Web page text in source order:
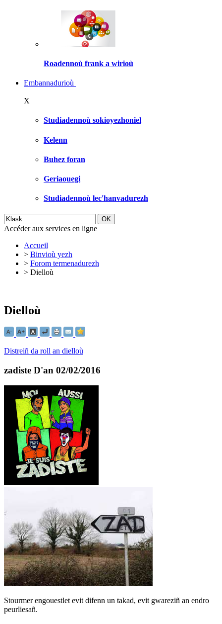
Roadennoù frank a wirioù
Embannadurioù
X
Studiadennoù sokioyezhoniel
Kelenn
Buhez foran
Geriaouegi
Studiadennoù lec'hanvadurezh
Accéder aux services en ligne
Accueil
> Binvioù yezh
> Forom termenadurezh
> Dielloù
Dielloù
Distreiñ da roll an dielloù
zadiste D'an 02/02/2016
Stourmer engouestlet evit difenn un takad, evit gwareziñ an endro
peurliesañ.